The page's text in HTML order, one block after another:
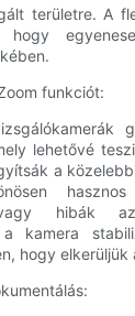
területre. A
hogy
funkciót:
lehetővé
a
hibák
a kamera
hogy